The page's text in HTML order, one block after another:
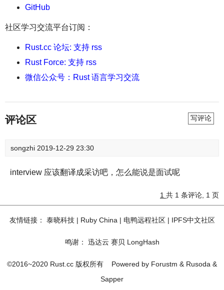
GitHub
社区学习交流平台订阅：
Rust.cc 论坛: 支持 rss
Rust Force: 支持 rss
微信公众号：Rust 语言学习交流
评论区 写评论
songzhi 2019-12-29 23:30
interview 应该翻译成采访吧，怎么能说是面试呢
1 共 1 条评论, 1 页
友情链接： 泰晓科技| Ruby China | 电鸭远程社区| IPFS中文社区
鸣谢： 迅达云 赛贝 LongHash
©2016~2020 Rust.cc 版权所有 Powered by Forustm & Rusoda &
Sapper